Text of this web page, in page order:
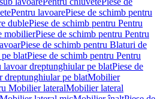
Pentru lavoarePiese de schimb pentru
dublePiese de schimb pentru Pentru
mobilierPiese de schimb pentru Pentru
Piese de schimb pentru Blaturi de
blatPiese de schimb pentru Pentru
lavoar dreptunghiular pe blatPiese de
dreptunghiular pe blatMobilier
Mobilier lateralMobilier lateral